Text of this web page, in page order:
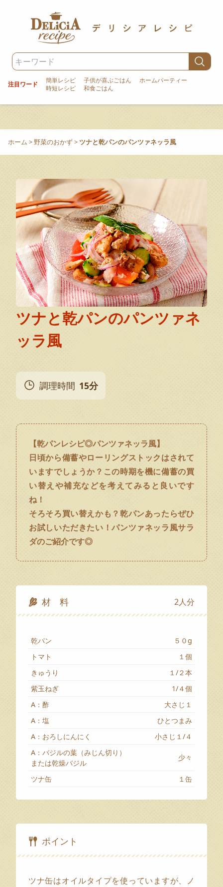
注目ワード 簡単レシピ 子供が喜ぶごはん
ホームパーティー
時短レシピ
和食ごはん
ホーム > 野菜のおかず> ツナと乾パンのパンツァネッラ風
ツナと乾パンのパンツァネ
ッラ風
調理時間 15分
【乾パンレシピ◎パンツァネッラ風】
日頃から備蓄やローリングストックはされて
いますでしょうか？この時期を機に備蓄の買
い替えや補充などを考えてみると良いです
ね！
そろそろ買い替えかも？乾パンあったらぜひ
お試しいただきたい！パンツァネッラ風サラ
ダのご紹介です◎
材 料 2人分
乾パン
５０g
トマト
１個
きゅうり
１/２本
紫玉ねぎ
1/４個
A：酢
大さじ１
A：塩
ひとつまみ
A：おろしにんにく
小さじ１/４
A：バジルの葉（みじん切り）
または乾燥バジル
少々
ツナ缶 １缶
ポイント
ツナ缶はオイルタイプを使っていますが、ノ